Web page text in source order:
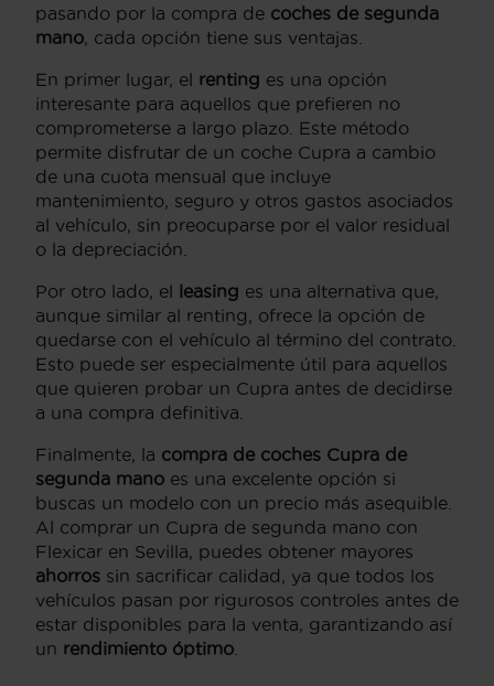
pasando por la compra de coches de segunda
mano , cada opción tiene sus ventajas.
En primer lugar, el renting es una opción
interesante para aquellos que prefieren no
comprometerse a largo plazo. Este método
permite disfrutar de un coche Cupra a cambio
de una cuota mensual que incluye
mantenimiento, seguro y otros gastos asociados
al vehículo, sin preocuparse por el valor residual
o la depreciación.
Por otro lado, el leasing es una alternativa que,
aunque similar al renting, ofrece la opción de
quedarse con el vehículo al término del contrato.
Esto puede ser especialmente útil para aquellos
que quieren probar un Cupra antes de decidirse
a una compra definitiva.
Finalmente, la compra de coches Cupra de
segunda mano es una excelente opción si
buscas un modelo con un precio más asequible.
Al comprar un Cupra de segunda mano con
Flexicar en Sevilla, puedes obtener mayores
ahorros sin sacrificar calidad, ya que todos los
vehículos pasan por rigurosos controles antes de
estar disponibles para la venta, garantizando así
un rendimiento óptimo